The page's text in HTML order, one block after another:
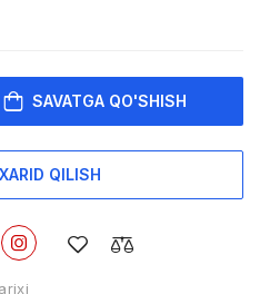
SAVATGA QO'SHISH
QILISH